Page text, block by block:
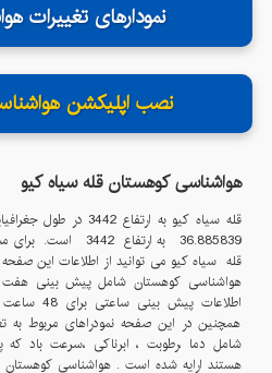
نمودارهای تغییرات هواشناسی
نصب اپلیکشن
هواشناسی کوهستان قلهسیاه کیو
قلهسیاه کیو به ارتفاع 3442
36.885839
3442
است. برای
قلهسیاه کیو می توانید از اطلاعات این
هواشناسی کوهستان شامل
شامل دما ،رطوبت ، ابرناکی ،سرعت باد که
هستند ارایه شده است .